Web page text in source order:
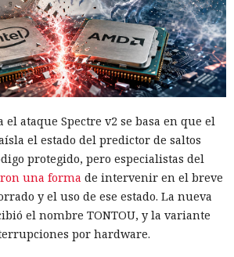
ya no necesita convencer a una
un asistente de IA. Forcepoint
de investigación PromptSpy
oculta dentro de un correo ordinario
ataque Spectre v2 se basa en que el
el estado del predictor de saltos
protegido, pero especialistas del
una forma de intervenir en el breve
y el uso de ese estado. La nueva
el nombre TONTOU, y la variante
por hardware.